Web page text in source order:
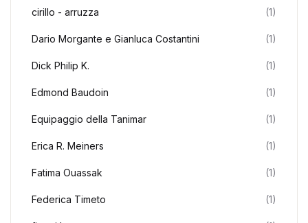
cirillo - arruzza (1)
Dario Morgante e Gianluca Costantini (1)
Dick Philip K. (1)
Edmond Baudoin (1)
Equipaggio della Tanimar (1)
Erica R. Meiners (1)
Fatima Ouassak (1)
Federica Timeto (1)